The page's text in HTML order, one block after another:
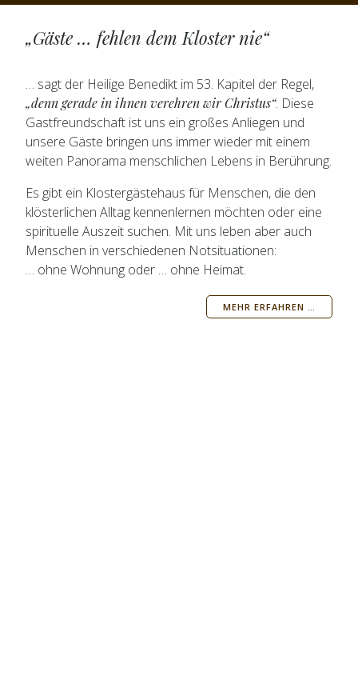
„Gäste … fehlen dem Kloster nie“
… sagt der Heilige Benedikt im 53. Kapitel der Regel,
„denn gerade in ihnen verehren wir Christus“. Diese
Gastfreundschaft ist uns ein großes Anliegen und
unsere Gäste bringen uns immer wieder mit einem
weiten Panorama menschlichen Lebens in Berührung.
Es gibt ein Klostergästehaus für Menschen, die den
klösterlichen Alltag kennenlernen möchten oder eine
spirituelle Auszeit suchen. Mit uns leben aber auch
Menschen in verschiedenen Notsituationen:
… ohne Wohnung oder … ohne Heimat.
MEHR ERFAHREN …